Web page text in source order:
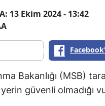
13 Ekim 2024 - 13:42
Bakanlığı (MSB)
güvenli olmadığı